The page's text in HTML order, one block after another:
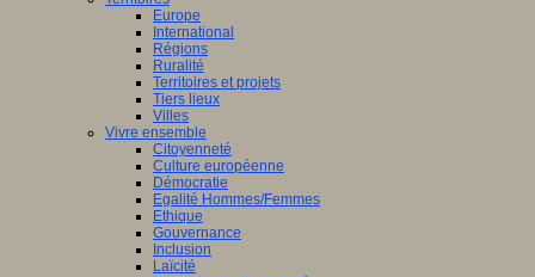
Europe
International
Régions
Ruralité
Territoires et projets
Tiers lieux
Villes
Vivre ensemble
Citoyenneté
Culture européenne
Démocratie
Egalité Hommes/Femmes
Ethique
Gouvernance
Inclusion
Laïcité